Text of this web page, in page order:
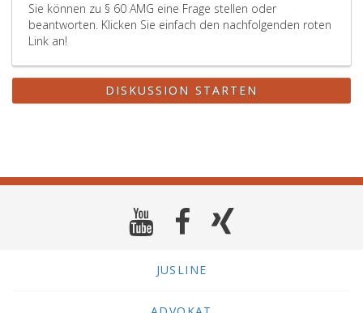
Sie können zu § 60 AMG eine Frage stellen oder
beantworten. Klicken Sie einfach den nachfolgenden roten
Link an!
DISKUSSION STARTEN
JUSLINE